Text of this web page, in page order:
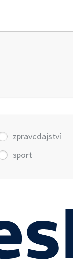
zpravodajství
sport